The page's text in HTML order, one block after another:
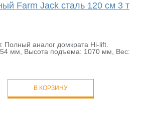
Farm Jack сталь 120 см 3 т
Полный аналог домкрата Hi-lift.
мм, Высота подъема: 1070 мм, Вес:
В КОРЗИНУ